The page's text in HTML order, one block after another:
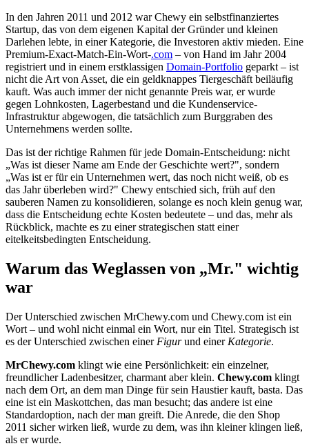
In den Jahren 2011 und 2012 war Chewy ein selbstfinanziertes
Startup, das von dem eigenen Kapital der Gründer und kleinen
Darlehen lebte, in einer Kategorie, die Investoren aktiv mieden. Eine
Premium-Exact-Match-Ein-Wort-.com – von Hand im Jahr 2004
registriert und in einem erstklassigen Domain-Portfolio geparkt – ist
nicht die Art von Asset, die ein geldknappes Tiergeschäft beiläufig
kauft. Was auch immer der nicht genannte Preis war, er wurde
gegen Lohnkosten, Lagerbestand und die Kundenservice-
Infrastruktur abgewogen, die tatsächlich zum Burggraben des
Unternehmens werden sollte.
Das ist der richtige Rahmen für jede Domain-Entscheidung: nicht
„Was ist dieser Name am Ende der Geschichte wert?", sondern
„Was ist er für ein Unternehmen wert, das noch nicht weiß, ob es
das Jahr überleben wird?" Chewy entschied sich, früh auf den
sauberen Namen zu konsolidieren, solange es noch klein genug war,
dass die Entscheidung echte Kosten bedeutete – und das, mehr als
Rückblick, machte es zu einer strategischen statt einer
eitelkeitsbedingten Entscheidung.
Warum das Weglassen von „Mr." wichtig
war
Der Unterschied zwischen MrChewy.com und Chewy.com ist ein
Wort – und wohl nicht einmal ein Wort, nur ein Titel. Strategisch ist
es der Unterschied zwischen einer Figurund einer Kategorie.
MrChewy.com klingt wie eine Persönlichkeit: ein einzelner,
freundlicher Ladenbesitzer, charmant aber klein. Chewy.com klingt
nach dem Ort, an dem man Dinge für sein Haustier kauft, basta. Das
eine ist ein Maskottchen, das man besucht; das andere ist eine
Standardoption, nach der man greift. Die Anrede, die den Shop
2011 sicher wirken ließ, wurde zu dem, was ihn kleiner klingen ließ,
als er wurde.